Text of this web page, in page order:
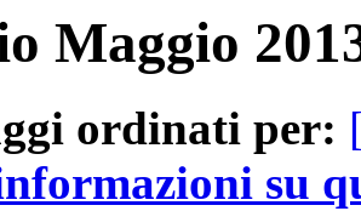
Maggio
ordinati per:
su